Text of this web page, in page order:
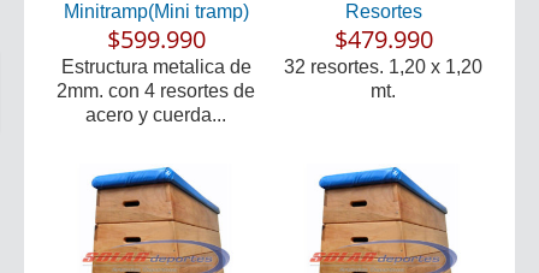
Minitramp(Mini tramp)
$599.990
Estructura metalica de
2mm. con 4 resortes de
acero y cuerda...
Resortes
$479.990
32 resortes. 1,20 x 1,20
mt.